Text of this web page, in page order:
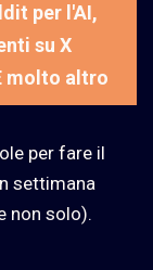
per l'AI,
su X
molto altro
per fare il
settimana
non solo).